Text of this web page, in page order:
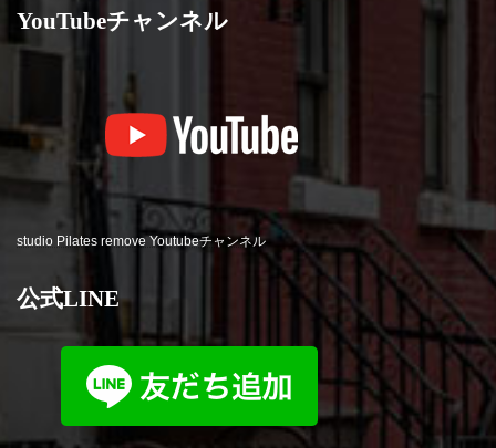
YouTubeチャンネル
studio Pilates remove Youtubeチャンネル
公式LINE